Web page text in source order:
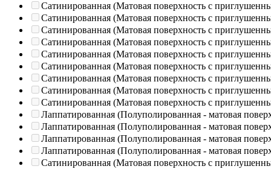
Сатинированная (Матовая поверхность с
Сатинированная (Матовая поверхность с
Сатинированная (Матовая поверхность с
Сатинированная (Матовая поверхность с
Сатинированная (Матовая поверхность с
Сатинированная (Матовая поверхность с
Сатинированная (Матовая поверхность с
Сатинированная (Матовая поверхность с
Сатинированная (Матовая поверхность с
Лаппатированная (Полуполированная - матовая
Лаппатированная (Полуполированная - матовая
Лаппатированная (Полуполированная - матовая
Лаппатированная (Полуполированная - матовая
Сатинированная (Матовая поверхность с